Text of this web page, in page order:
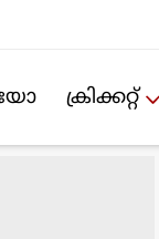
ക്രിക്കറ്റ്‌